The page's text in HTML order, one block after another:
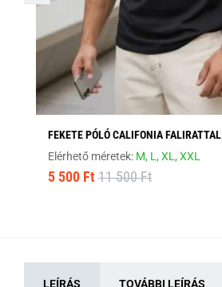
FEKETE PÓLÓ CALIFONIA FALIRATTAL
Elérhető méretek: M, L,XL,XXL
5 500 Ft 11 500 Ft
LEÍRÁS TOVÁBBI LEÍRÁS